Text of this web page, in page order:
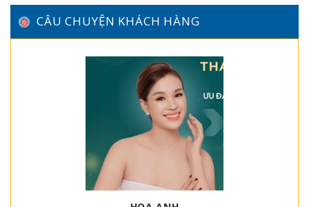
CÂU CHUYỆN KHÁCH HÀNG